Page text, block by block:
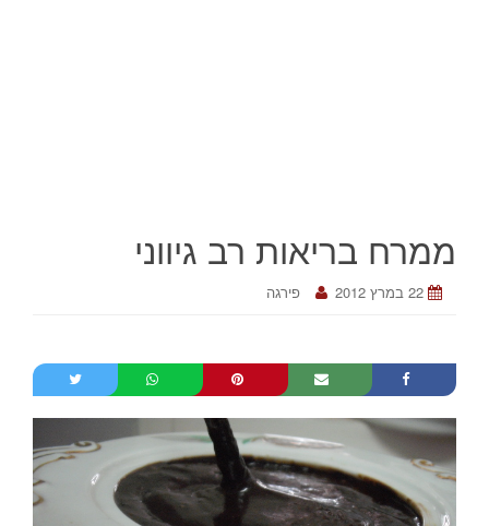
ממרח בריאות רב גיווני
22 במרץ 2012 פירגה